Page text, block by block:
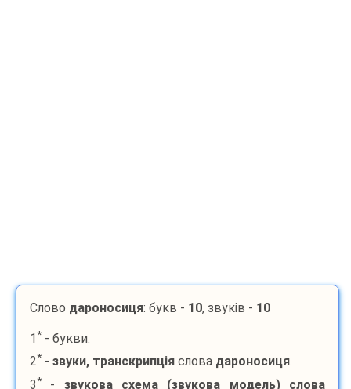
Слово дароносиця: букв - 10, звуків - 10
1 * - букви.
2* - звуки, транскрипція слова дароносиця.
3* - звукова схема (звукова модель) слова